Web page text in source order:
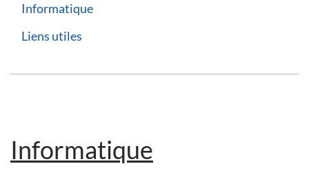
Informatique
Liens utiles
Informatique